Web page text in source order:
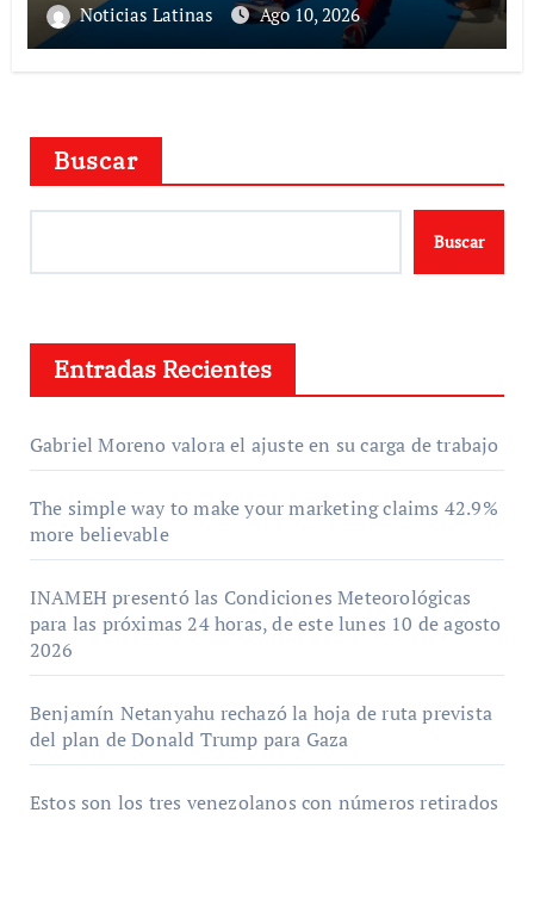
Noticias Latinas Ago 10, 2026
Buscar
Buscar
Entradas Recientes
Gabriel Moreno valora el ajuste en su carga de trabajo
The simple way to make your marketing claims 42.9%
more believable
INAMEH presentó las Condiciones Meteorológicas
para las próximas 24 horas, de este lunes 10 de agosto
2026
Benjamín Netanyahu rechazó la hoja de ruta prevista
del plan de Donald Trump para Gaza
Estos son los tres venezolanos con números retirados